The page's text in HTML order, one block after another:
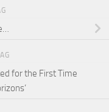
for the First Time